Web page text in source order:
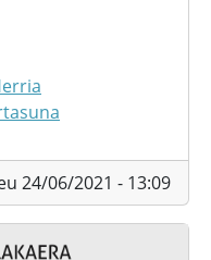
24/06/2021 - 13:09